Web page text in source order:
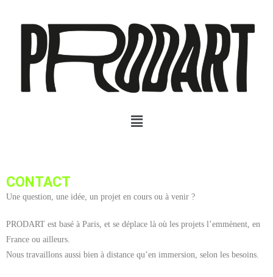
CONTACT
Une question, une idée, un projet en cours ou à venir ?
PRODART est basé à Paris, et se déplace là où les projets l’emmènent, en
France ou ailleurs.
Nous travaillons aussi bien à distance qu’en immersion, selon les besoins.